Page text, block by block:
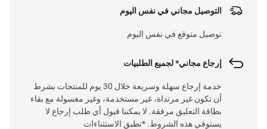
التوصيل مجاني في نفس اليوم
توصيل متوقع في نفس اليوم
إرجاع مجاني* لجميع الطلبيات
خدمة إرجاع سهلة وسريعة خلال 30 يوم للمنتجات بشرط
أن تكون غير مرتداة، غير مستخدمة، وغير مغسولة مع بقاء
بطاقة التعليق مرفقة. لا يمكننا قبول أي طلب إرجاع لا
يستوفي هذه الشروط. *تطبق الاستثناءات